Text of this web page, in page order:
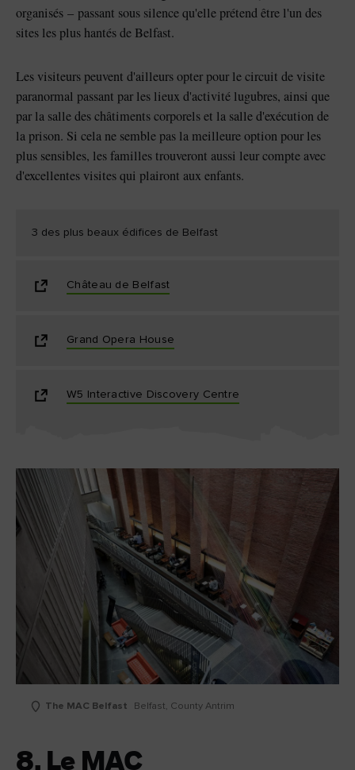
organisés – passant sous silence qu'elle prétend être l'un des
sites les plus hantés de Belfast.
Les visiteurs peuvent d'ailleurs opter pour le circuit de visite
paranormal passant par les lieux d'activité lugubres, ainsi que
par la salle des châtiments corporels et la salle d'exécution de
la prison. Si cela ne semble pas la meilleure option pour les
plus sensibles, les familles trouveront aussi leur compte avec
d'excellentes visites qui plairont aux enfants.
3 des plus beaux édifices de Belfast
Château de Belfast
Grand Opera House
W5 Interactive Discovery Centre
The MAC Belfast Belfast, County Antrim
8. Le MAC